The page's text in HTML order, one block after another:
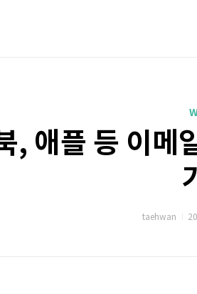
, 애플 등 이메
taehwan